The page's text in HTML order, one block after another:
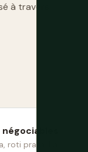
à travers.
roti prata. La